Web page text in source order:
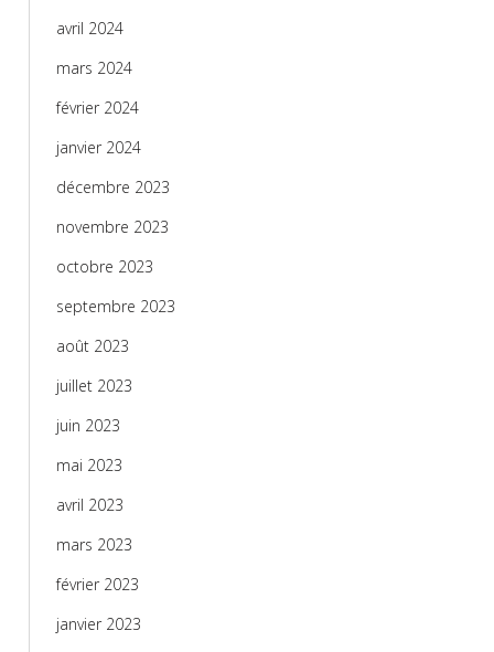
avril 2024
mars 2024
février 2024
janvier 2024
décembre 2023
novembre 2023
octobre 2023
septembre 2023
août 2023
juillet 2023
juin 2023
mai 2023
avril 2023
mars 2023
février 2023
janvier 2023